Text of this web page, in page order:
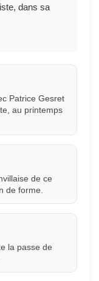
dans sa
Patrice Gesret
au printemps
de ce
de forme.
la passe de